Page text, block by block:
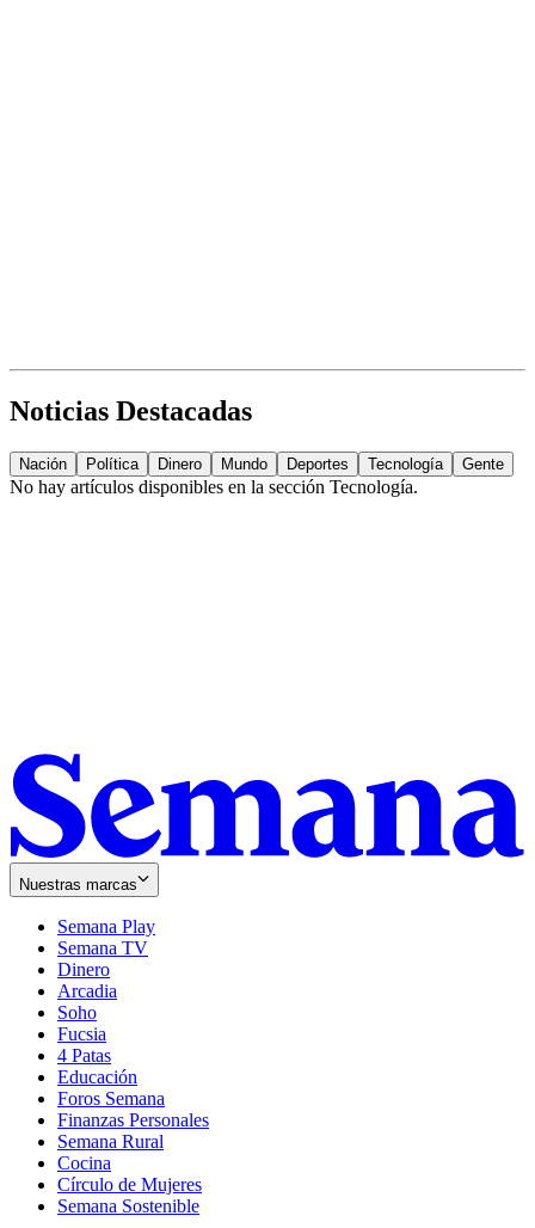
Noticias Destacadas
Nación Política Dinero Mundo Deportes Tecnología Gente
No hay artículos disponibles en la sección Tecnología.
Nuestras marcas
Semana Play
Semana TV
Dinero
Arcadia
Soho
in
new
window
Fucsia
in
new
window
4 Patas
Educación
Foros Semana
Finanzas Personales
Semana Rural
Cocina
Círculo de Mujeres
Semana Sostenible